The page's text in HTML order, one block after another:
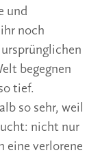
und
noch
begegnen
tief.
so sehr, weil
nicht nur
eine verlorene